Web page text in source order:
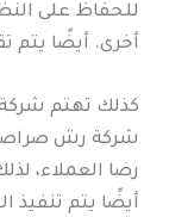
للحفاظ على
أخرى. أيضًا يتم
كذلك تهتم
شركة رش
رضا العملاء،
أيضًا يتم تنفيذ